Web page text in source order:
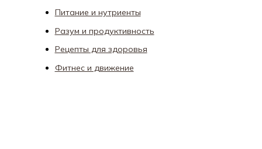
Питание и нутриенты
Разум и продуктивность
Рецепты для здоровья
Фитнес и движение